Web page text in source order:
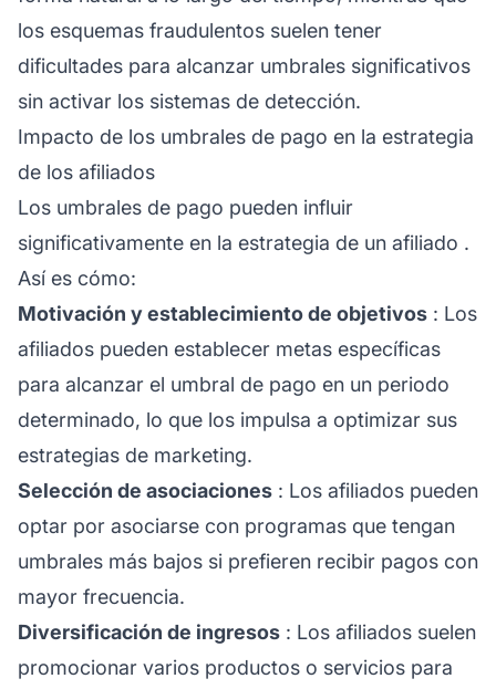
los esquemas fraudulentos suelen tener
dificultades para alcanzar umbrales significativos
sin activar los sistemas de detección.
Impacto de los umbrales de pago en la estrategia
de los afiliados
Los umbrales de pago pueden influir
significativamente en la estrategia de un afiliado .
Así es cómo:
Motivación y establecimiento de objetivos : Los
afiliados pueden establecer metas específicas
para alcanzar el umbral de pago en un periodo
determinado, lo que los impulsa a optimizar sus
estrategias de marketing.
Selección de asociaciones : Los afiliados pueden
optar por asociarse con programas que tengan
umbrales más bajos si prefieren recibir pagos con
mayor frecuencia.
Diversificación de ingresos : Los afiliados suelen
promocionar varios productos o servicios para